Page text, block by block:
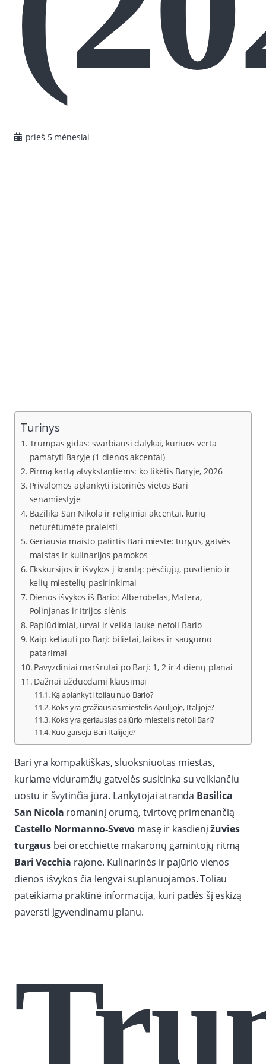
prieš 5 mėnesiai
Turinys
Trumpas gidas: svarbiausi dalykai, kuriuos verta
pamatyti Baryje (1 dienos akcentai)
Pirmą kartą atvykstantiems: ko tikėtis Baryje, 2026
Privalomos aplankyti istorinės vietos Bari
senamiestyje
Bazilika San Nikola ir religiniai akcentai, kurių
neturėtumėte praleisti
Geriausia maisto patirtis Bari mieste: turgūs, gatvės
maistas ir kulinarijos pamokos
Ekskursijos ir išvykos į krantą: pėsčiųjų, pusdienio ir
kelių miestelių pasirinkimai
Dienos išvykos iš Bario: Alberobelas, Matera,
Polinjanas ir Itrijos slėnis
Paplūdimiai, urvai ir veikla lauke netoli Bario
Kaip keliauti po Barį: bilietai, laikas ir saugumo
patarimai
Pavyzdiniai maršrutai po Barį: 1, 2 ir 4 dienų planai
Dažnai užduodami klausimai
Ką aplankyti toliau nuo Bario?
Koks yra gražiausias miestelis Apulijoje, Italijoje?
Koks yra geriausias pajūrio miestelis netoli Bari?
Kuo garsėja Bari Italijoje?
Bari yra kompaktiškas, sluoksniuotas miestas,
kuriame viduramžių gatvelės susitinka su veikiančiu
uostu ir švytinčia jūra. Lankytojai atranda Basilica
San Nicola romaninį orumą, tvirtovę primenančią
Castello Normanno‑Svevo masę ir kasdienįžuvies
turgausbei orecchiette makaronų gamintojų ritmą
Bari Vecchia rajone. Kulinarinės ir pajūrio vienos
dienos išvykos čia lengvai suplanuojamos. Toliau
pateikiama praktinė informacija, kuri padės šį eskizą
paversti įgyvendinamu planu.